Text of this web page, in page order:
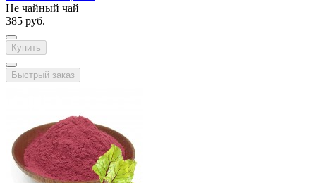
Не чайный чай
385 руб.
Купить
Быстрый заказ